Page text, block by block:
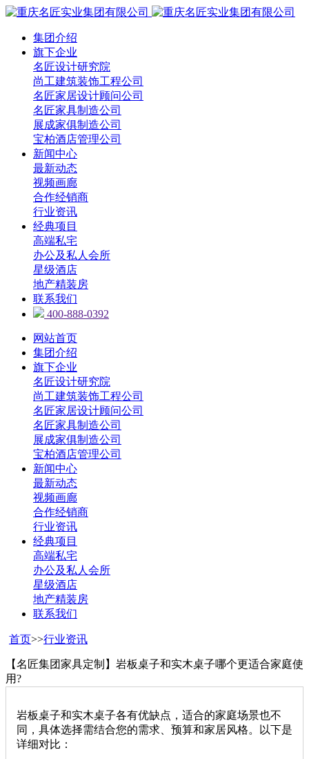
集团介绍
旗下企业
名匠设计研究院
尚工建筑装饰工程公司
名匠家居设计顾问公司
名匠家具制造公司
展成家俱制造公司
宝柏酒店管理公司
新闻中心
最新动态
视频画廊
合作经销商
行业资讯
经典项目
高端私宅
办公及私人会所
星级酒店
地产精装房
联系我们
400-888-0392
网站首页
集团介绍
旗下企业
名匠设计研究院
尚工建筑装饰工程公司
名匠家居设计顾问公司
名匠家具制造公司
展成家俱制造公司
宝柏酒店管理公司
新闻中心
最新动态
视频画廊
合作经销商
行业资讯
经典项目
高端私宅
办公及私人会所
星级酒店
地产精装房
联系我们
首页>>行业资讯
【名匠集团家具定制】岩板桌子和实木桌子哪个更适合家庭使
用?
岩板桌子和实木桌子各有优缺点，适合的家庭场景也不
同，具体选择需结合您的需求、预算和家居风格。以下是
详细对比：